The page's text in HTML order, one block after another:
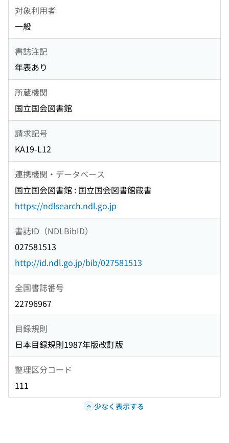
対象利用者
一般
書誌注記
年表あり
所蔵機関
国立国会図書館
請求記号
KA19-L12
連携機関・データベース
国立国会図書館 : 国立国会図書館蔵書
https://ndlsearch.ndl.go.jp
書誌ID（NDLBibID）
027581513
http://id.ndl.go.jp/bib/027581513
全国書誌番号
22796967
目録規則
日本目録規則1987年版改訂版
整理区分コード
111
少なく表示する